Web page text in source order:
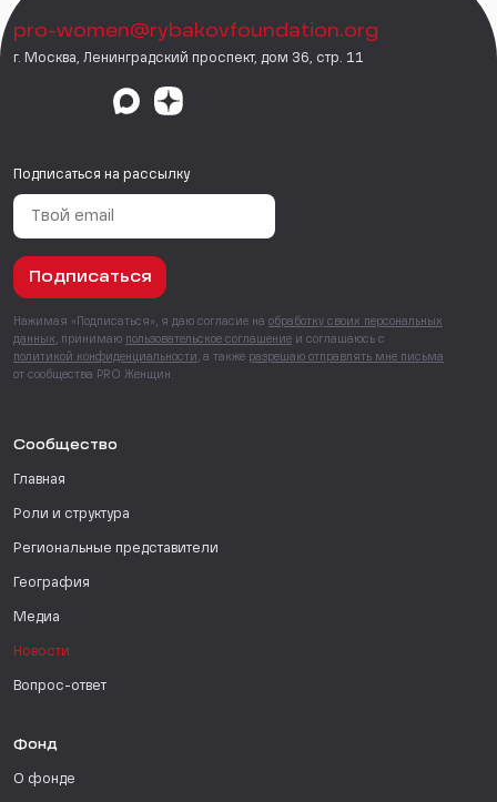
pro-women@rybakovfoundation.org
г. Москва, Ленинградский проспект, дом 36, стр. 11
Подписаться на рассылку
Подписаться
Нажимая «Подписаться», я даю согласие на обработку своих персональных
данных , принимаю пользовательское соглашение и соглашаюсь с
политикой конфиденциальности , а также разрешаю отправлять мне письма
от сообщества PRO Женщин.
Сообщество
Главная
Роли и структура
Региональные представители
География
Медиа
Новости
Вопрос-ответ
Фонд
О фонде